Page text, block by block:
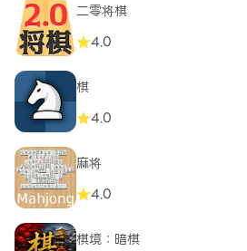
二零将棋
4.0
棋
4.0
麻将
4.0
棋境：暗棋